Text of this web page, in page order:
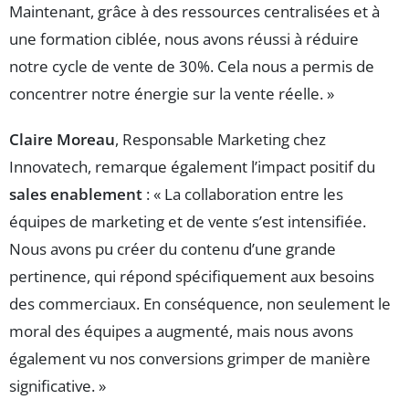
Maintenant, grâce à des ressources centralisées et à
une formation ciblée, nous avons réussi à réduire
notre cycle de vente de 30%. Cela nous a permis de
concentrer notre énergie sur la vente réelle. »
Claire Moreau, Responsable Marketing chez
Innovatech, remarque également l’impact positif du
sales enablement : « La collaboration entre les
équipes de marketing et de vente s’est intensifiée.
Nous avons pu créer du contenu d’une grande
pertinence, qui répond spécifiquement aux besoins
des commerciaux. En conséquence, non seulement le
moral des équipes a augmenté, mais nous avons
également vu nos conversions grimper de manière
significative. »